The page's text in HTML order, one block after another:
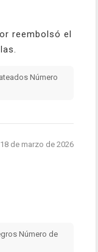
reembolsó el
Número
18 de marzo de 2026
Número de